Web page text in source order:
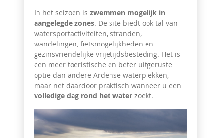
In het seizoen is zwemmen mogelijk in
aangelegde zones. De site biedt ook tal van
watersportactiviteiten, stranden,
wandelingen, fietsmogelijkheden en
gezinsvriendelijke vrijetijdsbesteding. Het is
een meer toeristische en beter uitgeruste
optie dan andere Ardense waterplekken,
maar net daardoor praktisch wanneer u een
volledige dag rond het water zoekt.